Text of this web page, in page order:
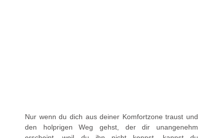
Nur wenn du dich aus deiner Komfortzone traust und
den holprigen Weg gehst, der dir unangenehm